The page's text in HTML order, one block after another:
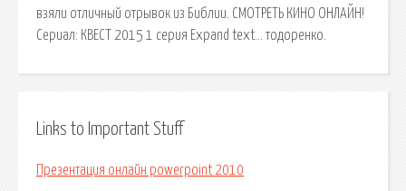
взяли отличный отрывок из Библии. СМОТРЕТЬ КИНО ОНЛАЙН!
Сериал: КВЕСТ 2015 1 серия Expand text… тодоренко.
Links to Important Stuff
Презентация онлайн powerpoint 2010